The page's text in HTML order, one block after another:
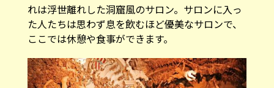
れは浮世離れした洞窟風のサロン。サロンに入っ
た人たちは思わず息を飲むほど優美なサロンで、
ここでは休憩や食事ができます。